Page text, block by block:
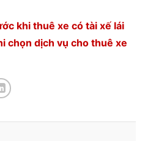
khi thuê xe có tài xế lái
chọn dịch vụ cho thuê xe